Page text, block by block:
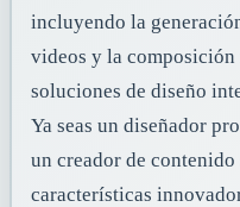
incluyendo la
videos y la
soluciones de diseño
Ya seas un diseñador
un creador de
características